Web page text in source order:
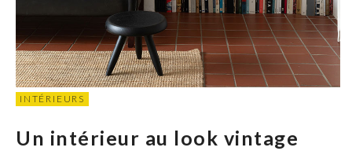
INTÉRIEURS
Un intérieur au look vintage